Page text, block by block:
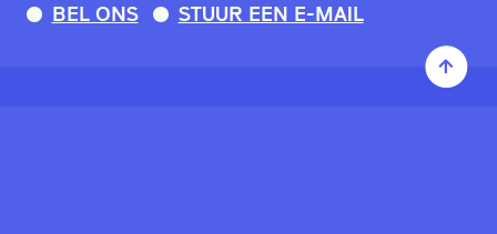
BEL ONS STUUR EEN E-MAIL